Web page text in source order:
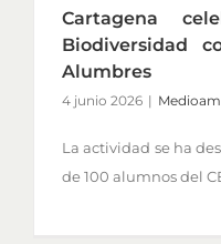
Cartagena
Biodiversidad
Alumbres
4 junio 2026 |
La actividad se ha
de 100 alumnos del